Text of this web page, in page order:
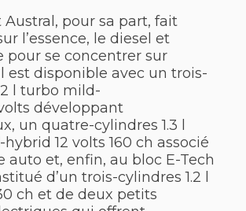
Austral, pour sa part, fait
l’essence, le diesel et
pour se concentrer sur
est disponible avec un trois-
l turbo mild-
développant
un quatre-cylindres 1.3 l
12 volts 160 ch associé
auto et, enfin, au bloc E-Tech
d’un trois-cylindres 1.2 l
ch et de deux petits